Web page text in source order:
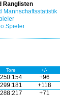
Ranglisten
Mannschaftsstatistik
Spieler
Tore +/-
250:154 +96
299:181 +118
288:217 +71